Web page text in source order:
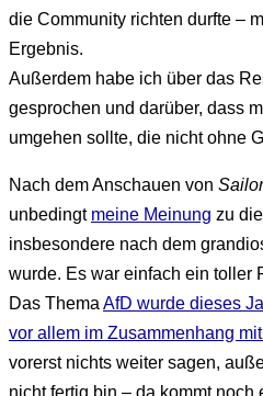
die Community richten durfte –
Ergebnis.
Außerdem habe ich über das
gesprochen und darüber, dass
umgehen sollte, die nicht ohne
Nach dem Anschauen von
unbedingt meine Meinung zu
insbesondere nach dem
wurde. Es war einfach ein toller
Das Thema AfD wurde dieses
vor allem im Zusammenhang
vorerst nichts weiter sagen,
nicht fertig bin – da kommt noch